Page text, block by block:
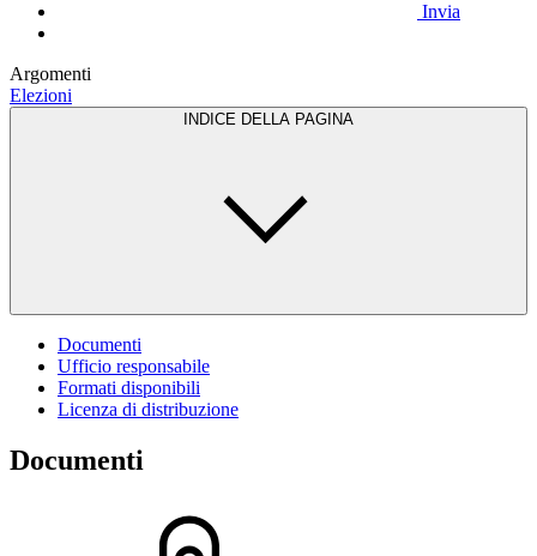
Invia
Argomenti
Elezioni
INDICE DELLA PAGINA
Documenti
Ufficio responsabile
Formati disponibili
Licenza di distribuzione
Documenti